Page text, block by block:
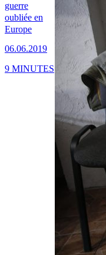
guerre
oubliée en
Europe
06.06.2019
9 MINUTES